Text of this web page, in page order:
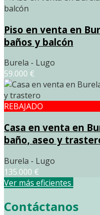
Piso en venta en
baños y balcón
Burela - Lugo
59.000 €
REBAJADO
Casa en venta en
baño, aseo y
Burela - Lugo
135.000 €
Ver más eficientes
Contáctanos